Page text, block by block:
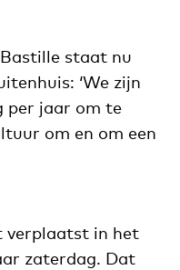
staat nu
‘We zijn
per jaar om te
om en om een
verplaatst in het
zaterdag. Dat